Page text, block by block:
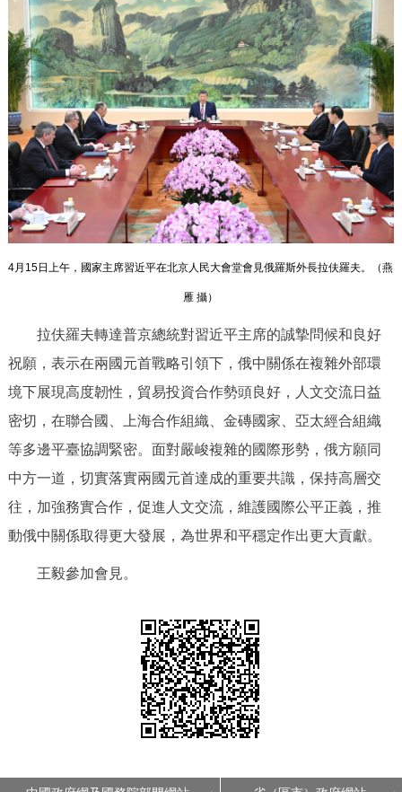
回到頂部
4月15日上午，國家主席習近平在北京人民大會堂會見俄羅斯外長拉伕羅夫。（燕
雁 攝）
拉伕羅夫轉達普京總統對習近平主席的誠摯問候和良好
祝願，表示在兩國元首戰略引領下，俄中關係在複雜外部環
境下展現高度韌性，貿易投資合作勢頭良好，人文交流日益
密切，在聯合國、上海合作組織、金磚國家、亞太經合組織
等多邊平臺協調緊密。面對嚴峻複雜的國際形勢，俄方願同
中方一道，切實落實兩國元首達成的重要共識，保持高層交
往，加強務實合作，促進人文交流，維護國際公平正義，推
動俄中關係取得更大發展，為世界和平穩定作出更大貢獻。
王毅參加會見。